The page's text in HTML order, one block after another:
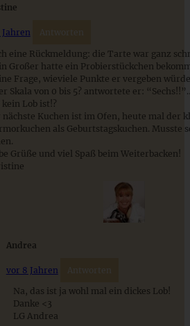
mit Kirschgrütze - einfaches
Antworten
eine Rückmeldung: die Tarte war ganz
Großer hatte ein Probierstückchen
Frage, wieviele Punkte er vergeben
Skala von 0 bis 5? antwortete er:
kein Lob ist!?
nächste Kuchen ist im Ofen, heute mal der
als Geburtstagskuchen. Musste
Grüße und viel Spaß beim Weiterbacken!
Andrea
vor 8 Jahren Antworten
Na, das ist ja wohl mal ein dickes Lob!
Danke <3
LG Andrea